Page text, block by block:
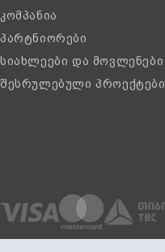
კომპანია
პარტნიორები
სიახლეები და მოვლენები
შესრულებული პროექტები